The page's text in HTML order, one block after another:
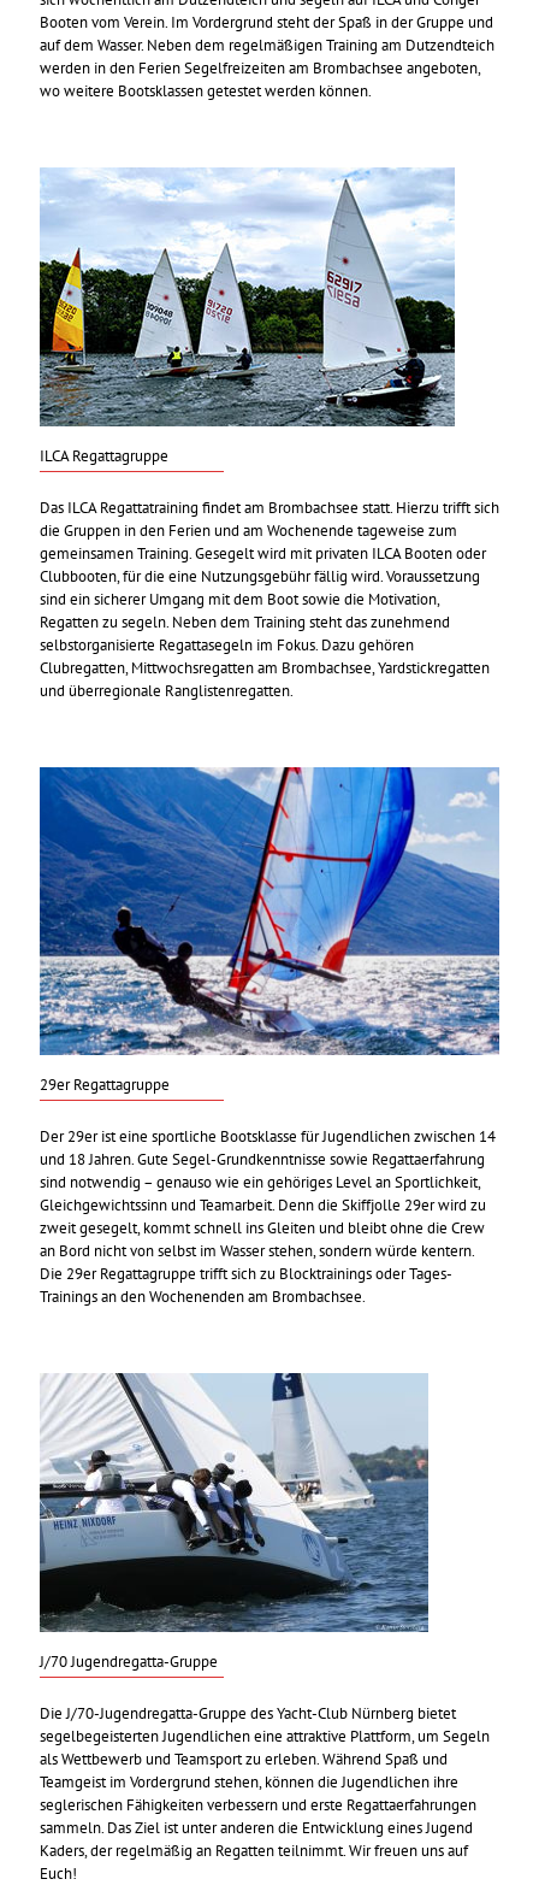
Booten vom Verein. Im Vordergrund steht der Spaß in der Gruppe und
auf dem Wasser. Neben dem regelmäßigen Training am Dutzendteich
werden in den Ferien Segelfreizeiten am Brombachsee angeboten,
wo weitere Bootsklassen getestet werden können.
ILCA Regattagruppe
Das ILCA Regattatraining findet am Brombachsee statt. Hierzu trifft sich
die Gruppen in den Ferien und am Wochenende tageweise zum
gemeinsamen Training. Gesegelt wird mit privaten ILCA Booten oder
Clubbooten, für die eine Nutzungsgebühr fällig wird. Voraussetzung
sind ein sicherer Umgang mit dem Boot sowie die Motivation,
Regatten zu segeln. Neben dem Training steht das zunehmend
selbstorganisierte Regattasegeln im Fokus. Dazu gehören
Clubregatten, Mittwochsregatten am Brombachsee, Yardstickregatten
und überregionale Ranglistenregatten.
29er Regattagruppe
Der 29er ist eine sportliche Bootsklasse für Jugendlichen zwischen 14
und 18 Jahren. Gute Segel-Grundkenntnisse sowie Regattaerfahrung
sind notwendig – genauso wie ein gehöriges Level an Sportlichkeit,
Gleichgewichtssinn und Teamarbeit. Denn die Skiffjolle 29er wird zu
zweit gesegelt, kommt schnell ins Gleiten und bleibt ohne die Crew
an Bord nicht von selbst im Wasser stehen, sondern würde kentern.
Die 29er Regattagruppe trifft sich zu Blocktrainings oder Tages-
Trainings an den Wochenenden am Brombachsee.
J/70 Jugendregatta-Gruppe
Die J/70-Jugendregatta-Gruppe des Yacht-Club Nürnberg bietet
segelbegeisterten Jugendlichen eine attraktive Plattform, um Segeln
als Wettbewerb und Teamsport zu erleben. Während Spaß und
Teamgeist im Vordergrund stehen, können die Jugendlichen ihre
seglerischen Fähigkeiten verbessern und erste Regattaerfahrungen
sammeln. Das Ziel ist unter anderen die Entwicklung eines Jugend
Kaders, der regelmäßig an Regatten teilnimmt. Wir freuen uns auf
Euch!